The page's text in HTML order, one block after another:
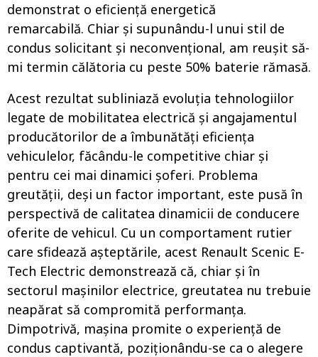
demonstrat o eficiență energetică
remarcabilă. Chiar și supunându-l unui stil de
condus solicitant și neconvențional, am reușit să-
mi termin călătoria cu peste 50% baterie rămasă.
Acest rezultat subliniază evoluția tehnologiilor
legate de mobilitatea electrică și angajamentul
producătorilor de a îmbunătăți eficiența
vehiculelor, făcându-le competitive chiar și
pentru cei mai dinamici șoferi. Problema
greutății, deși un factor important, este pusă în
perspectivă de calitatea dinamicii de conducere
oferite de vehicul. Cu un comportament rutier
care sfidează așteptările, acest Renault Scenic E-
Tech Electric demonstrează că, chiar și în
sectorul mașinilor electrice, greutatea nu trebuie
neapărat să compromită performanța.
Dimpotrivă, mașina promite o experiență de
condus captivantă, poziționându-se ca o alegere